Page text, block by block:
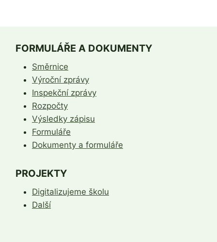
FORMULÁŘE A DOKUMENTY
Směrnice
Výroční zprávy
Inspekční zprávy
Rozpočty
Výsledky zápisu
Formuláře
Dokumenty a formuláře
PROJEKTY
Digitalizujeme školu
Další